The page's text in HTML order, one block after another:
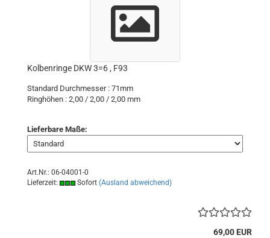
Kolbenringe DKW 3=6 , F93
Standard Durchmesser : 71mm
Ringhöhen : 2,00 / 2,00 / 2,00 mm
Lieferbare Maße:
Art.Nr.: 06-04001-0
Lieferzeit:
Sofort (Ausland abweichend)
69,00 EUR